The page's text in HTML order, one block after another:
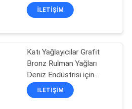
Rulman
Yağlamalı Bronz Rulman
İLETIŞIM
Katı Yağlayıcılar Grafit
Bronz Rulman Yağları
Deniz Endüstrisi için
Alüminyum Bronz Rulman
İLETIŞIM